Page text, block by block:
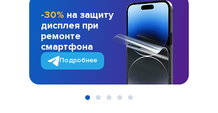
-30% на защиту
дисплея при
ремонте
смартфона
Подробнее